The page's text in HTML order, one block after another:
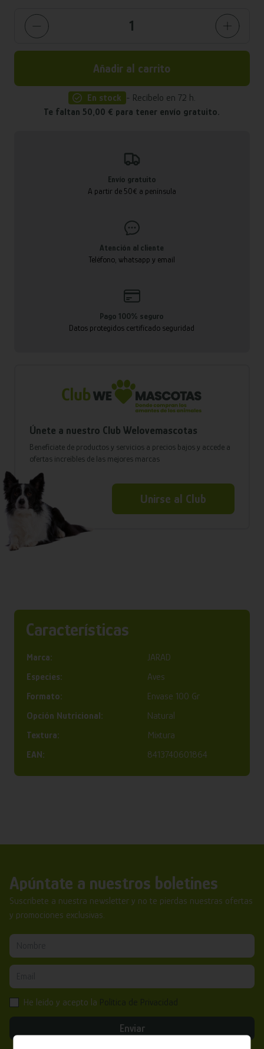
Añadir al carrito
En stock - Recíbelo en 72 h.
Te faltan 50,00 € para tener envío gratuito.
Envío gratuito
A partir de 50€ a península
Atención al cliente
Teléfono, whatsapp y email
Pago 100% seguro
Datos protegidos certificado seguridad
Únete a nuestro Club Welovemascotas
Benefíciate de productos y servicios a precios bajos y accede a
ofertas increíbles de las mejores marcas
Unirse al Club
Características
Marca:
JARAD
Especies:
Aves
Formato:
Envase 100 Gr
Opción Nutricional:
Natural
Textura:
Mixtura
EAN:
8413740601864
Apúntate a nuestros boletines
Suscríbete a nuestra newsletter y no te pierdas nuestras ofertas
y promociones exclusivas.
He leído y acepto la
Enviar